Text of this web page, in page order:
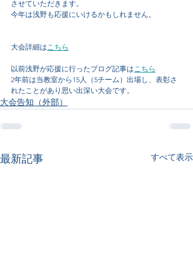
させていただきます。
今年は浅野も応援にいけるかもしれません。
大会詳細はこちら
以前浅野が応援に行ったブログ記事はこちら
2年前は当教室から15人（5チーム）出場し、表彰さ
れたことがあり思い出深い大会です。
大会告知（外部）
最新記事 すべて表示